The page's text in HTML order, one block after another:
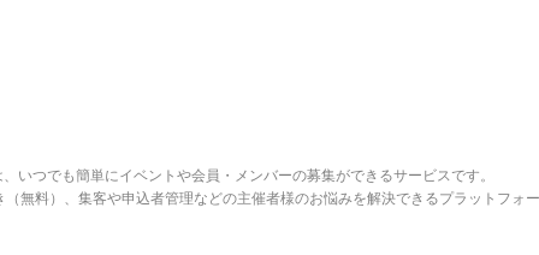
いつでも簡単にイベントや会員・メンバーの募集ができるサービスです。
無料）、集客や申込者管理などの主催者様のお悩みを解決できるプラットフォー